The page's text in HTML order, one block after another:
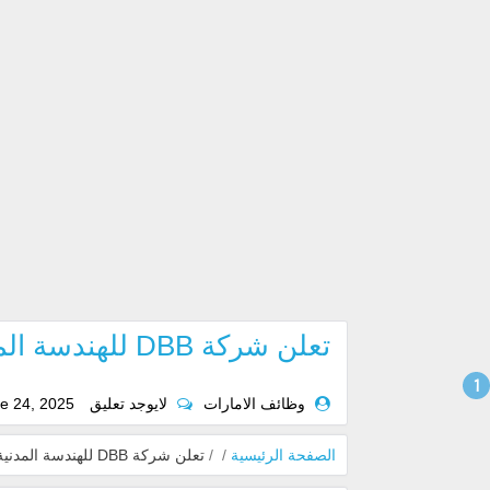
تعلن شركة DBB للهندسة المدنية عن عدد من الوظائف بدبي 2025
وظائف الامارات لايوجد تعليق 24, 2025
الصفحة الرئيسية /
/ تعلن شركة DBB للهندسة المدنية عن عدد من الوظائف بدبي 2025